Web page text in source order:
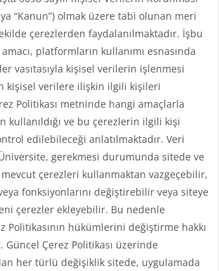
“Kanun”) olmak üzere tabi olunan meri
çerezlerden faydalanılmaktadır. İşbu
platformların kullanımı esnasında
vasıtasıyla kişisel verilerin işlenmesi
kişisel verilere ilişkin ilgili kişileri
Politikası metninde hangi amaçlarla
kullanıldığı ve bu çerezlerin ilgili kişi
edilebileceği anlatılmaktadır. Veri
gerekmesi durumunda sitede ve
çerezleri kullanmaktan vazgeçebilir,
fonksiyonlarını değiştirebilir veya siteye
çerezler ekleyebilir. Bu nedenle
Politikasının hükümlerini değiştirme hakkı
Güncel Çerez Politikası üzerinde
her türlü değişiklik sitede, uygulamada